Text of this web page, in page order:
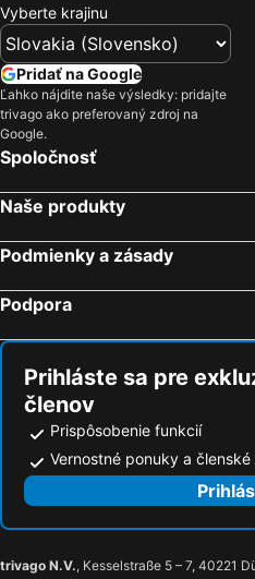
Vyberte krajinu
Pridať na Google
Ľahko nájdite naše výsledky: pridajte
trivago ako preferovaný zdroj na
Google.
Spoločnosť
Naše produkty
Podmienky a zásady
Podpora
Prihláste sa pre
členov
Prispôsobenie funkcií
Vernostné ponuky a
trivago N.V., Kesselstraße 5 – 7, 40221